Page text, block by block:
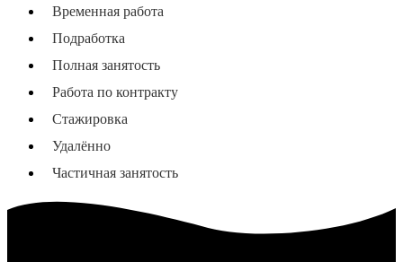
Временная работа
Подработка
Полная занятость
Работа по контракту
Стажировка
Удалённо
Частичная занятость